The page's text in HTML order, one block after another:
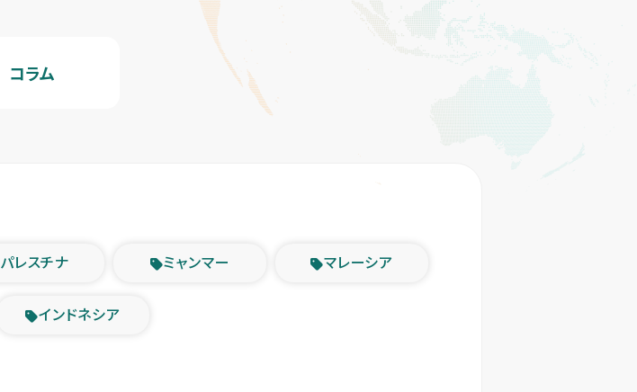
コラム
パレスチナ ミャンマー マレーシア
インドネシア